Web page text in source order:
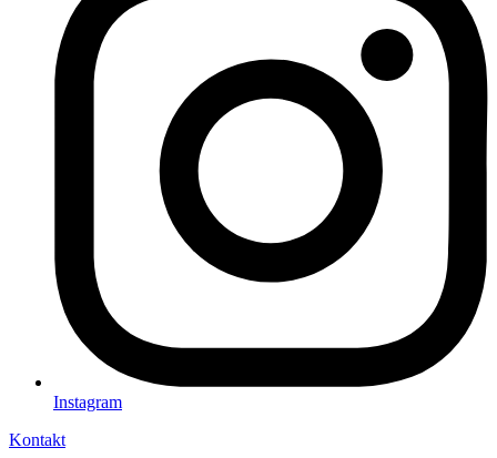
Instagram
Kontakt